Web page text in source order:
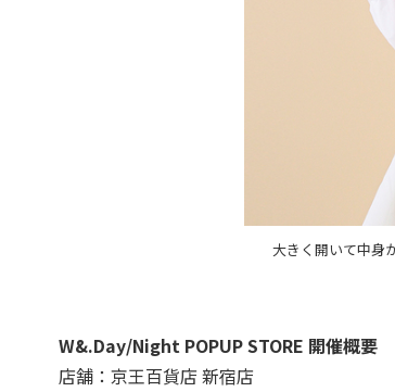
大きく開いて中身
W&.Day/Night POPUP STORE 開催概要
店舗：京王百貨店 新宿店